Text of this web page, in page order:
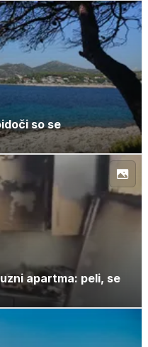
so se
apartma: peli, se